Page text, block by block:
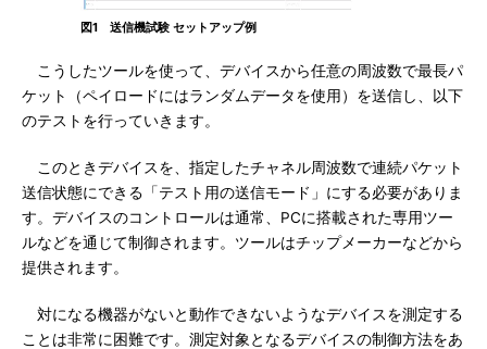
図1 送信機試験 セットアップ例
こうしたツールを使って、デバイスから任意の周波数で最長パ
ケット（ペイロードにはランダムデータを使用）を送信し、以下
のテストを行っていきます。
このときデバイスを、指定したチャネル周波数で連続パケット
送信状態にできる「テスト用の送信モード」にする必要がありま
す。デバイスのコントロールは通常、PCに搭載された専用ツー
ルなどを通じて制御されます。ツールはチップメーカーなどから
提供されます。
対になる機器がないと動作できないようなデバイスを測定する
ことは非常に困難です。測定対象となるデバイスの制御方法をあ